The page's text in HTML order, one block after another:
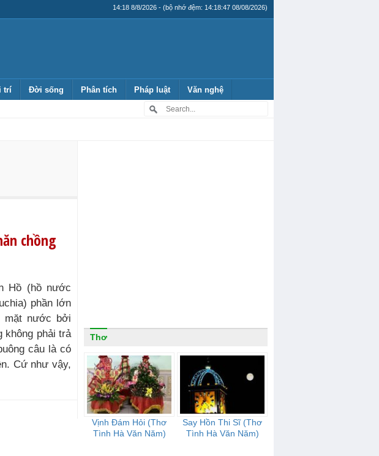
14:18 8/8/2026 - (bộ nhớ đệm: 14:18:47 08/08/2026)
trí Đời sống Phân tích Pháp luật Văn nghệ
chồng
Hồ (hồ nước
phần lớn
mặt nước bởi
không phải trả
câu là có
Cứ như vậy,
Thơ
Vịnh Đám Hỏi (Thơ
Tình Hà Văn Năm)
Say Hồn Thi Sĩ (Thơ
Tình Hà Văn Năm)